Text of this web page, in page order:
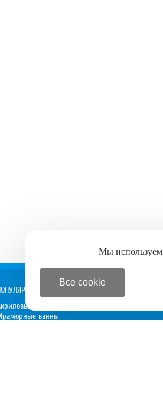
ванны
ванны
Мы используем
Все cookie